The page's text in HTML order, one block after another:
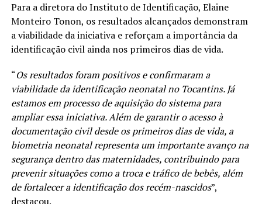
Para a diretora do Instituto de Identificação, Elaine
Monteiro Tonon, os resultados alcançados demonstram
a viabilidade da iniciativa e reforçam a importância da
identificação civil ainda nos primeiros dias de vida.
“Os resultados foram positivos e confirmaram a
viabilidade da identificação neonatal no Tocantins. Já
estamos em processo de aquisição do sistema para
ampliar essa iniciativa. Além de garantir o acesso à
documentação civil desde os primeiros dias de vida, a
biometria neonatal representa um importante avanço na
segurança dentro das maternidades, contribuindo para
prevenir situações como a troca e tráfico de bebês, além
de fortalecer a identificação dos recém-nascidos”,
destacou.